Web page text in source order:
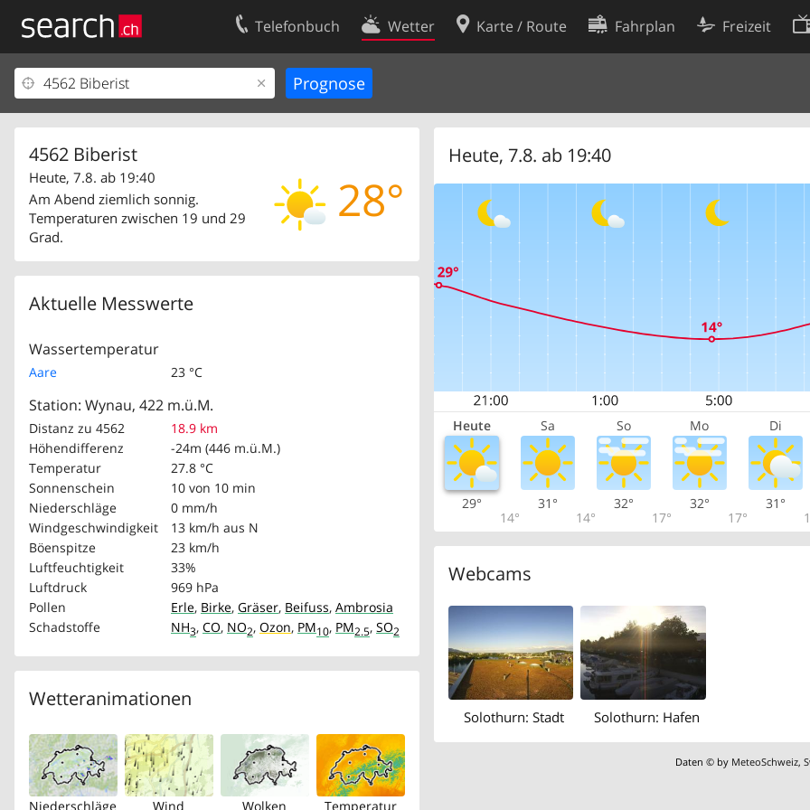
Telefonbuch Wetter Karte / Route Fahrplan Freizeit
4562 Biberist
28°
Heute, 7.8. ab 19:40
Am Abend ziemlich sonnig.
Temperaturen zwischen 19 und 29
Grad.
Aktuelle Messwerte
Wassertemperatur
Aare 23 °C
Station: Wynau, 422 m.ü.M.
Distanz zu 4562
18.9 km
Höhendifferenz
-24m (446 m.ü.M.)
Temperatur
27.8 °C
Sonnenschein
10 von 10 min
Niederschläge
0 mm/h
Windgeschwindigkeit
13 km/h aus N
Böenspitze
23 km/h
Luftfeuchtigkeit
33%
Luftdruck
969 hPa
Pollen
Erle, Birke, Gräser, Beifuss, Ambrosia
Schadstoffe
NH3, CO, NO2, Ozon, PM10, PM2.5, SO2
Wetteranimationen
Niederschläge Wind Wolken Temperatur
Heute, 7.8. ab 19:40
Heute Sa So Mo Di
29°
14°
31°
14°
32°
17°
32°
17°
31°
Webcams
Solothurn: Stadt Solothurn: Hafen
Daten © by MeteoSchweiz,
Ihr Eintrag
Kundencenter Geschäftskunden
Impressum
Kontakt
Nutzungsbedingungen
Cookie-Einstellungen